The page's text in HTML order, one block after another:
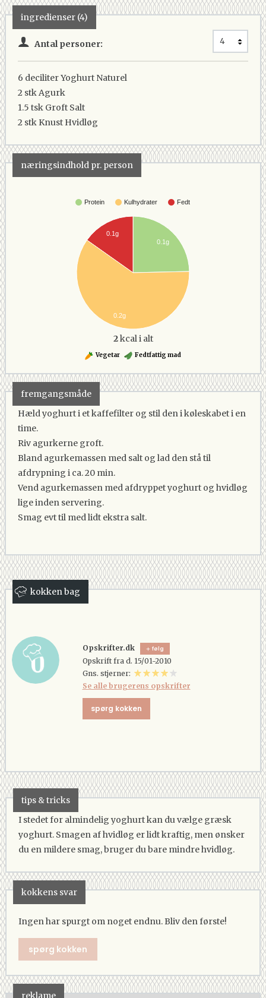
ingredienser (4)
Antal personer:
6 deciliterYoghurt Naturel
2 stkAgurk
1.5 tsk Groft Salt
2 stk Knust Hvidløg
næringsindhold pr. person
Protein Kulhydrater Fedt
0.1g
0.1g
0.2g
2kcal i alt
Vegetar Fedtfattig mad
fremgangsmåde
Hæld yoghurt i et kaffefilter og stil den i køleskabet i en
time.
Riv agurkerne groft.
Bland agurkemassen med salt og lad den stå til
afdrypning i ca. 20 min.
Vend agurkemassen med afdryppet yoghurt og hvidløg
lige inden servering.
Smag evt til med lidt ekstra salt.
kokken bag
Opskrifter.dk følg
Opskrift fra d. 15/01-2010
Gns. stjerner:
Se alle brugerens opskrifter
spørg kokken
tips & tricks
I stedet for almindelig yoghurt kan du vælge græsk
yoghurt. Smagen af hvidløg er lidt kraftig, men ønsker
du en mildere smag, bruger du bare mindre hvidløg.
kokkens svar
Ingen har spurgt om noget endnu. Bliv den første!
spørg kokken
reklame